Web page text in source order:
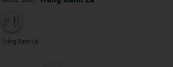
Trắng Xanh Lá